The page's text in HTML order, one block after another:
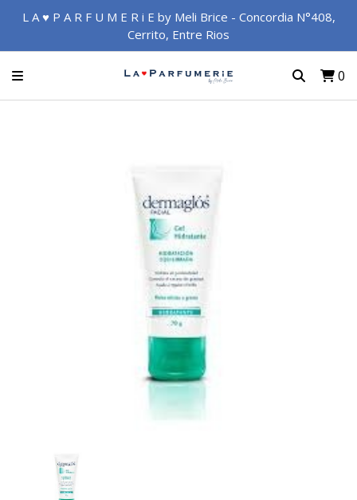
L A ♥ P A R F U M E R i E by Meli Brice - Concordia N°408,
Cerrito, Entre Rios
0